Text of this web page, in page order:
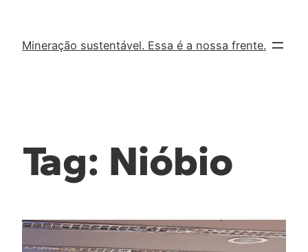
Mineração sustentável. Essa é a nossa frente.
Tag: Nióbio